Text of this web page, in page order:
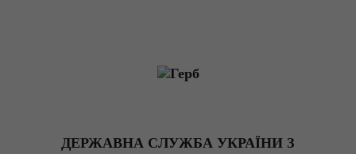
ДЕРЖАВНА СЛУЖБА УКРАЇНИ З